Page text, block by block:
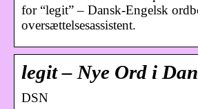
for “legit” – Dansk-Engelsk
oversættelsesassistent.
legit – Nye Ord i
DSN